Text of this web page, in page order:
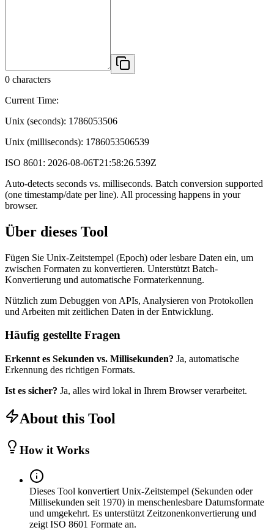
0 characters
Current Time:
Unix (seconds): 1786053506
Unix (milliseconds): 1786053506539
ISO 8601: 2026-08-06T21:58:26.539Z
Auto-detects seconds vs. milliseconds. Batch conversion supported
(one timestamp/date per line). All processing happens in your
browser.
Über dieses Tool
Fügen Sie Unix-Zeitstempel (Epoch) oder lesbare Daten ein, um
zwischen Formaten zu konvertieren. Unterstützt Batch-
Konvertierung und automatische Formaterkennung.
Nützlich zum Debuggen von APIs, Analysieren von Protokollen
und Arbeiten mit zeitlichen Daten in der Entwicklung.
Häufig gestellte Fragen
Erkennt es Sekunden vs. Millisekunden? Ja, automatische
Erkennung des richtigen Formats.
Ist es sicher? Ja, alles wird lokal in Ihrem Browser verarbeitet.
About this Tool
How it Works
Dieses Tool konvertiert Unix-Zeitstempel (Sekunden oder
Millisekunden seit 1970) in menschenlesbare Datumsformate
und umgekehrt. Es unterstützt Zeitzonenkonvertierung und
zeigt ISO 8601 Formate an.